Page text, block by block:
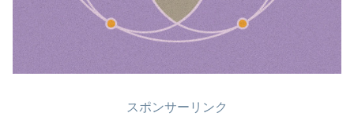
スポンサーリンク